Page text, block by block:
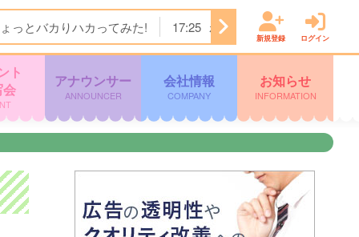
っとバカりハカってみた! 17:25 わんにゃん＋ かごしま
新規登録 ログイン
ト
アナウンサー
ANNOUNCER
会社情報
COMPANY
お知らせ
INFORMATION